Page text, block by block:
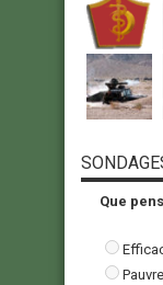
Que